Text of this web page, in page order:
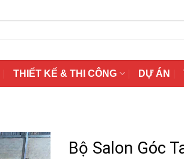
THIẾT KẾ & THI CÔNG DỰ ÁN
Bộ Salon Góc